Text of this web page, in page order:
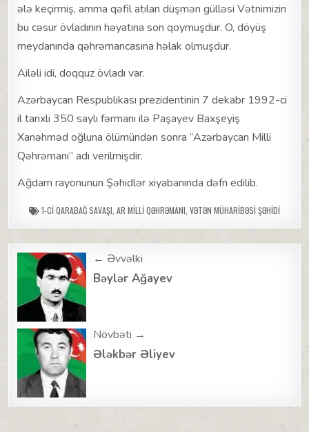
ələ keçirmiş, amma qəfil atılan düşmən gülləsi Vətnimizin
bu cəsur övladının həyatına son qoymuşdur. O, döyüş
meydanında qəhrəmancasına həlak olmuşdur.
Ailəli idi, doqquz övladı var.
Azərbaycan Respublikası prezidentinin 7 dekabr 1992-ci
il tarixli 350 saylı fərmanı ilə Paşayev Baxşeyiş
Xanəhməd oğluna ölümündən sonra “Azərbaycan Milli
Qəhrəmanı” adı verilmişdir.
Ağdam rayonunun Şəhidlər xiyabanında dəfn edilib.
1-CI QARABAĞ SAVAŞI AR MILLI QƏHRƏMANI VƏTƏN MÜHARIBƏSI ŞƏHIDI
Post
navigation
← Əvvəlki
Bəylər Ağayev
Növbəti →
Ələkbər Əliyev